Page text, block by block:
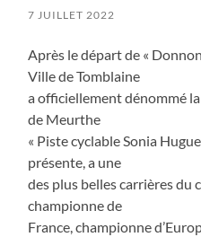
7 JUILLET 2022
Après le départ de «
Ville de Tomblaine
a officiellement dénommé
de Meurthe
« Piste cyclable Sonia
présente, a une
des plus belles carrières du
championne de
France, championne